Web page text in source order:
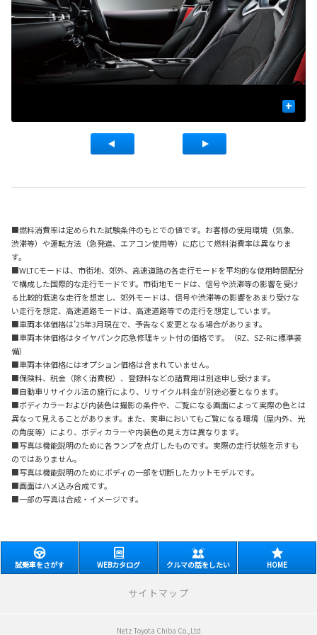
+
■燃料消費率は定められた試験条件のもとでの値です。お客様の使用環境（気象、
渋滞等）や運転方法（急発進、エアコン使用等）に応じて燃料消費率は異なりま
す。
■WLTCモードは、市街地、郊外、高速道路の各走行モードを平均的な使用時間配分
で構成した国際的な走行モードです。市街地モードは、信号や渋滞等の影響を受け
る比較的低速な走行を想定し、郊外モードは、信号や渋滞等の影響をあまり受けな
い走行を想定、高速道路モードは、高速道路等での走行を想定しています。
■車両本体価格は’25年3月現在で、予告なく変更となる場合があります。
■車両本体価格はタイヤパンク応急修理キット付の価格です。（RZ、SZ-Rに標準装
備）
■車両本体価格にはオプション価格は含まれていません。
■保険料、税金（除く消費税）、登録料などの諸費用は別途申し受けます。
■自動車リサイクル法の施行により、リサイクル料金が別途必要となります。
■ボディカラーおよび内装色は撮影の条件や、ご覧になる画面によって実際の色とは
異なって見えることがあります。また、実車においてもご覧になる環境（屋内外、光
の角度等）により、ボディカラーや内装色の見え方は異なります。
■写真は機能説明のために各ランプを点灯したものです。実際の走行状態を示すも
のではありません。
■写真は機能説明のためにボディの一部を切断したカットモデルです。
■画面はハメ込み合成です。
■一部の写真は合成・イメージです。
試乗車をさがす WEBカタログ クルマの話をしたい HOME
サイトマップ
Netz Toyota Chiba Co.,Ltd